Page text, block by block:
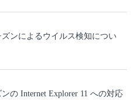
ズンによるウイルス検知につい
の Internet Explorer 11 への対応